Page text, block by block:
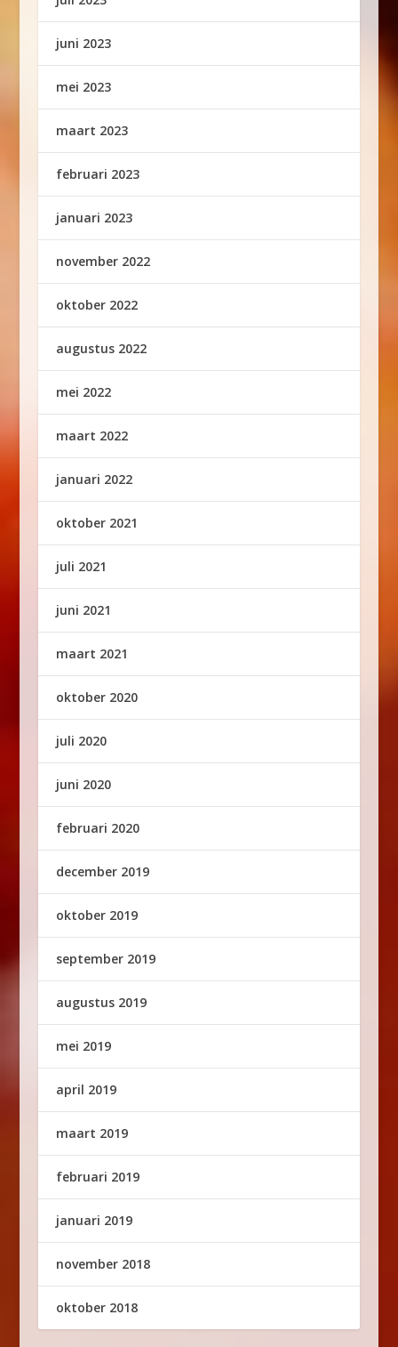
juni 2023
mei 2023
maart 2023
februari 2023
januari 2023
november 2022
oktober 2022
augustus 2022
mei 2022
maart 2022
januari 2022
oktober 2021
juli 2021
juni 2021
maart 2021
oktober 2020
juli 2020
juni 2020
februari 2020
december 2019
oktober 2019
september 2019
augustus 2019
mei 2019
april 2019
maart 2019
februari 2019
januari 2019
november 2018
oktober 2018